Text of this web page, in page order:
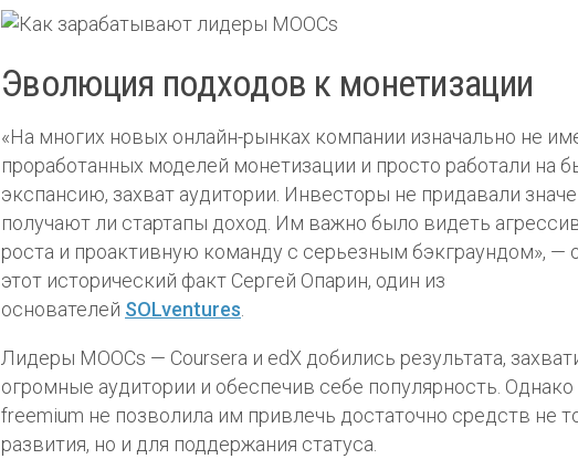
Эволюция подходов к монетизации
«На многих новых онлайн-рынках компании изначально не
проработанных моделей монетизации и просто работали на
экспансию, захват аудитории. Инвесторы не придавали
получают ли стартапы доход. Им важно было видеть
роста и проактивную команду с серьезным бэкграундом», —
этот исторический факт Сергей Опарин, один из
основателей SOLventures
Лидеры MOOCs — Coursera и edX добились результата,
огромные аудитории и обеспечив себе популярность.
freemium не позволила им привлечь достаточно средств не
развития, но и для поддержания статуса.